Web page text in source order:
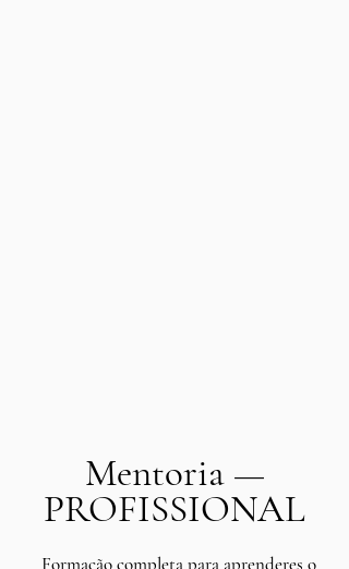
Mentoria —
PROFISSIONAL
Formação completa para aprenderes o